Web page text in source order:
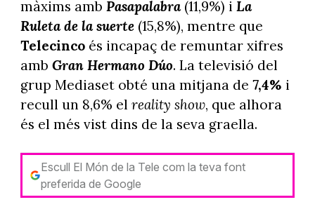
màxims amb Pasapalabra (11,9%) i La
Ruleta de la suerte (15,8%), mentre que
Telecincoés incapaç de remuntar xifres
amb Gran Hermano Dúo. La televisió del
grup Mediaset obté una mitjana de 7,4% i
recull un 8,6% el reality show, que alhora
és el més vist dins de la seva graella.
Escull El Món de la Tele com la teva font
preferida de Google